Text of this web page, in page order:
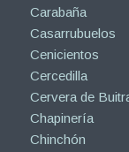
Carabaña
Casarrubuelos
Cenicientos
Cercedilla
Cervera de
Chapinería
Chinchón